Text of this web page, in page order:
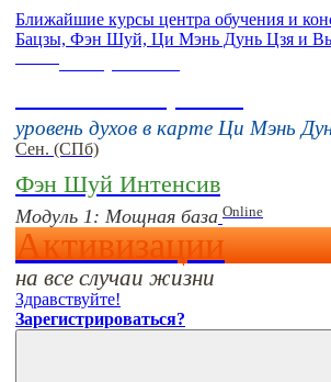
Ближайшие курсы центра обучения и
Бацзы, Фэн Шуй, Ци Мэнь Дунь Цзя и
уровень духов в карте Ци Мэнь
Сен. (СПб)
Фэн Шуй Интенсив
Модуль 1: Мощная база Online
Активизации
на все случаи жизни
Здравствуйте!
Зарегистрироваться?